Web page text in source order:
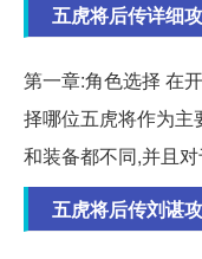
五虎将后传详细
第一章:角色选择 在
择哪位五虎将作为
和装备都不同,并且
五虎将后传刘谌